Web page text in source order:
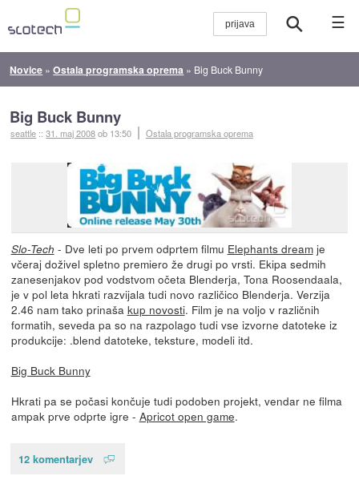
☰
Novice »Ostala programska oprema » Big Buck Bunny
Big Buck Bunny
seattle ::31. maj 2008ob 13:50 Ostala programska oprema
Slo-Tech - Dve leti po prvem odprtem filmu Elephants dreamje
včeraj doživel spletno premiero že drugi po vrsti. Ekipa sedmih
zanesenjakov pod vodstvom očeta Blenderja, Tona Roosendaala,
je v pol leta hkrati razvijala tudi novo različico Blenderja. Verzija
2.46 nam tako prinaša kup novosti. Film je na voljo v različnih
formatih, seveda pa so na razpolago tudi vse izvorne datoteke iz
produkcije: .blend datoteke, teksture, modeli itd.
Big Buck Bunny
Hkrati pa se počasi končuje tudi podoben projekt, vendar ne filma
ampak prve odprte igre - Apricot open game.
12 komentarjev